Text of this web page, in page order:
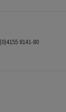
8141-80